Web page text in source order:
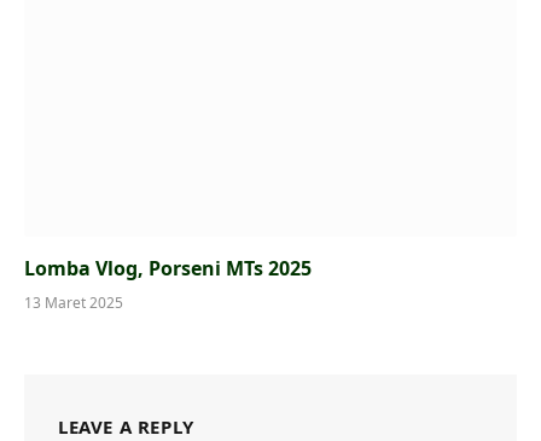
Lomba Vlog, Porseni MTs 2025
13 Maret 2025
LEAVE A REPLY